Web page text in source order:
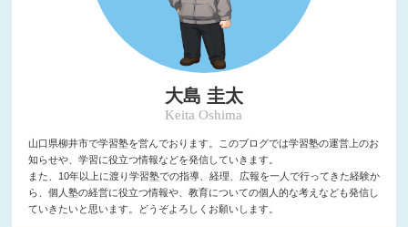
大島 圭太
Keita Oshima
山口県柳井市で学習塾を営んでおります。このブログでは学習塾の運営上のお
知らせや、学習に役立つ情報などを発信していきます。
また、10年以上に渡り学習塾での指導、経理、広報を一人で行ってきた経験か
ら、個人塾の経営に役立つ情報や、教育についての個人的な考えなども発信し
ていきたいと思います。どうぞよろしくお願いします。